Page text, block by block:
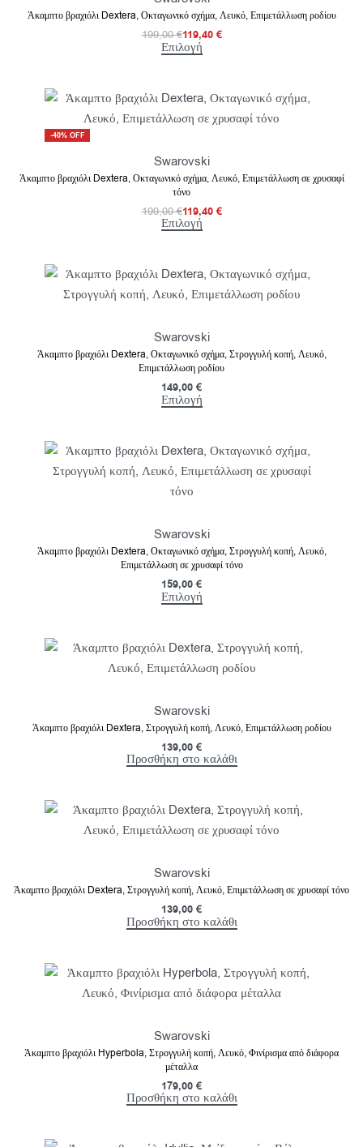
Άκαμπτο βραχιόλι Dextera, Οκταγωνικό σχήμα, Λευκό, Επιμετάλλωση ροδίου
199,00€119,40 €
Επιλογή
-40% OFF
Swarovski
Άκαμπτο βραχιόλι Dextera, Οκταγωνικό σχήμα, Λευκό, Επιμετάλλωση σε χρυσαφί
τόνο
199,00€119,40 €
Επιλογή
Swarovski
Άκαμπτο βραχιόλι Dextera, Οκταγωνικό σχήμα, Στρογγυλή κοπή, Λευκό,
Επιμετάλλωση ροδίου
149,00 €
Επιλογή
Swarovski
Άκαμπτο βραχιόλι Dextera, Οκταγωνικό σχήμα, Στρογγυλή κοπή, Λευκό,
Επιμετάλλωση σε χρυσαφί τόνο
159,00 €
Επιλογή
Swarovski
Άκαμπτο βραχιόλι Dextera, Στρογγυλή κοπή, Λευκό, Επιμετάλλωση ροδίου
139,00 €
Προσθήκη στο καλάθι
Swarovski
Άκαμπτο βραχιόλι Dextera, Στρογγυλή κοπή, Λευκό, Επιμετάλλωση σε χρυσαφί τόνο
139,00 €
Προσθήκη στο καλάθι
Swarovski
Άκαμπτο βραχιόλι Hyperbola, Στρογγυλή κοπή, Λευκό, Φινίρισμα από διάφορα
μέταλλα
179,00 €
Προσθήκη στο καλάθι